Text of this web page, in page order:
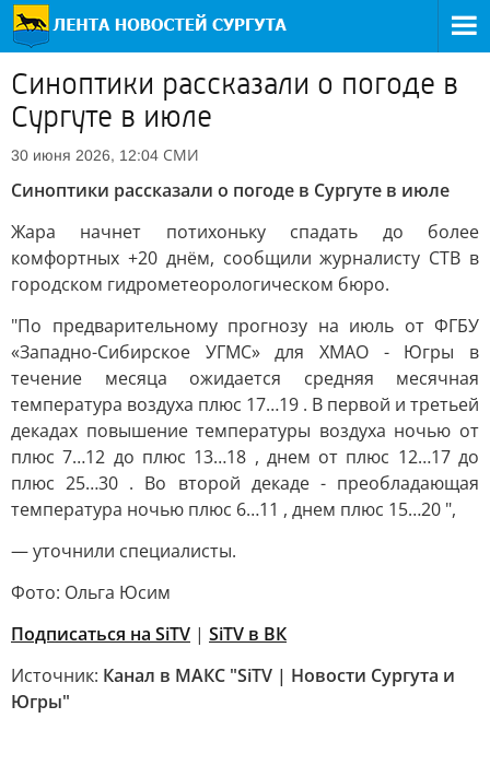
Синоптики рассказали о погоде в
Сургуте в июле
30 июня 2026, 12:04 СМИ
Синоптики рассказали о погоде в Сургуте в июле
Жара начнет потихоньку спадать до более
комфортных +20 днём, сообщили журналисту СТВ в
городском гидрометеорологическом бюро.
"По предварительному прогнозу на июль от ФГБУ
«Западно-Сибирское УГМС» для ХМАО - Югры в
течение месяца ожидается средняя месячная
температура воздуха плюс 17…19 . В первой и третьей
декадах повышение температуры воздуха ночью от
плюс 7…12 до плюс 13…18 , днем от плюс 12…17 до
плюс 25…30 . Во второй декаде - преобладающая
температура ночью плюс 6…11 , днем плюс 15…20 ",
— уточнили специалисты.
Фото: Ольга Юсим
Подписаться на SiTV | SiTV в ВК
Источник: Канал в МАКС "SiTV | Новости Сургута и
Югры"